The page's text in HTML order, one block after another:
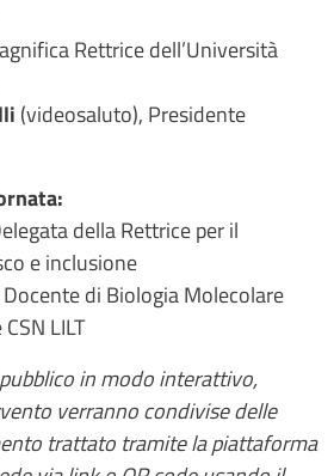
Rettrice dell’Università
(videosaluto), Presidente
della Rettrice per il
e inclusione
Docente di Biologia Molecolare
LILT
in modo interattivo,
verranno condivise delle
trattato tramite la piattaforma